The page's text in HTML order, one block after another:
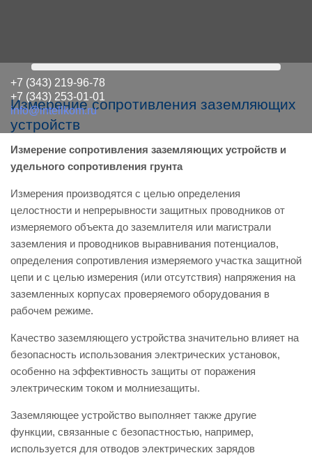
+7 (343) 219-96-78
+7 (343) 253-01-01
info@intellkom.ru
Измерение сопротивления заземляющих
устройств
Измерение сопротивления заземляющих устройств и
удельного сопротивления грунта
Измерения производятся с целью определения
целостности и непрерывности защитных проводников от
измеряемого объекта до заземлителя или магистрали
заземления и проводников выравнивания потенциалов,
определения сопротивления измеряемого участка защитной
цепи и с целью измерения (или отсутствия) напряжения на
заземленных корпусах проверяемого оборудования в
рабочем режиме.
Качество заземляющего устройства значительно влияет на
безопасность использования электрических установок,
особенно на эффективность защиты от поражения
электрическим током и молниезащиты.
Заземляющее устройство выполняет также другие
функции, связанные с безопастностью, например,
используется для отводов электрических зарядов